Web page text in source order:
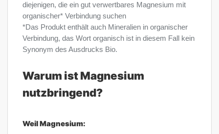
diejenigen, die ein gut verwertbares Magnesium mit
organischer* Verbindung suchen
*Das Produkt enthält auch Mineralien in organischer
Verbindung, das Wort organisch ist in diesem Fall kein
Synonym des Ausdrucks Bio.
Warum ist Magnesium
nutzbringend?
Weil Magnesium: